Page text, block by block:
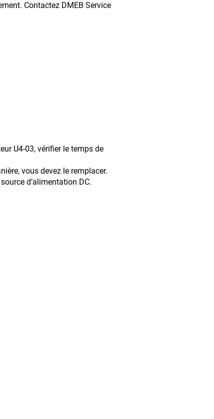
Contactez DMEB Service
03, vérifier le temps de
vous devez le remplacer.
d’alimentation DC.